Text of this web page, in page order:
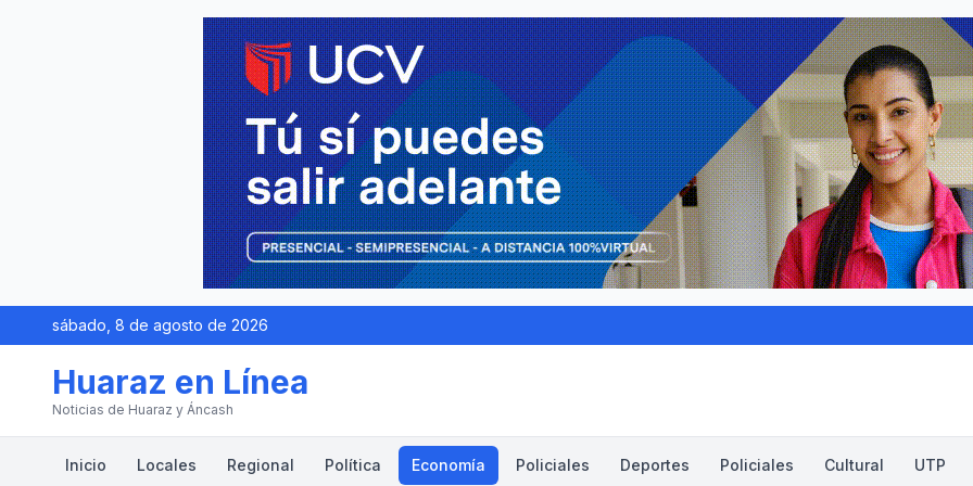
sábado, 8 de agosto de 2026
Huaraz en Línea
Noticias de Huaraz y Áncash
Inicio Locales Regional Política Economía Policiales Deportes Policiales Cultural UTP